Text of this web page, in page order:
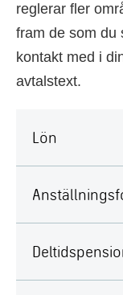
reglerar fler
fram de som du
kontakt med i
avtalstext.
Lön